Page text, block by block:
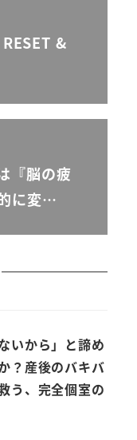
RESET &
『脳の疲
に変…
いから」と諦め
？産後のバキバ
う、完全個室の